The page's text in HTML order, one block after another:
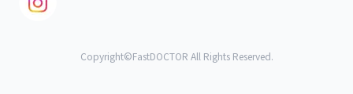
Copyright©FastDOCTOR All Rights Reserved.